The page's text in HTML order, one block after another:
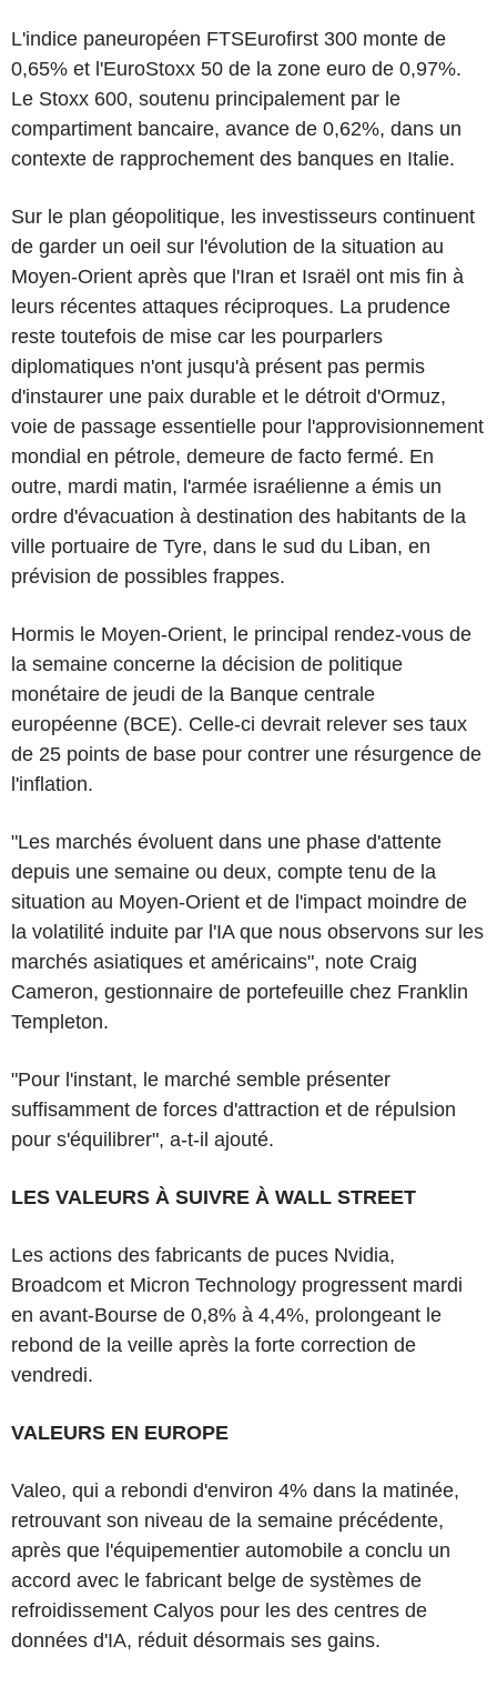
L'indice paneuropéen FTSEurofirst 300 monte de
0,65% et l'EuroStoxx 50 de la zone euro de 0,97%.
Le Stoxx 600, soutenu principalement par le
compartiment bancaire, avance de 0,62%, dans un
contexte de rapprochement des banques en Italie.
Sur le plan géopolitique, les investisseurs continuent
de garder un oeil sur l'évolution de la situation au
Moyen-Orient après que l'Iran et Israël ont mis fin à
leurs récentes attaques réciproques. La prudence
reste toutefois de mise car les pourparlers
diplomatiques n'ont jusqu'à présent pas permis
d'instaurer une paix durable et le détroit d'Ormuz,
voie de passage essentielle pour l'approvisionnement
mondial en pétrole, demeure de facto fermé. En
outre, mardi matin, l'armée israélienne a émis un
ordre d'évacuation à destination des habitants de la
ville portuaire de Tyre, dans le sud du Liban, en
prévision de possibles frappes.
Hormis le Moyen-Orient, le principal rendez-vous de
la semaine concerne la décision de politique
monétaire de jeudi de la Banque centrale
européenne (BCE). Celle-ci devrait relever ses taux
de 25 points de base pour contrer une résurgence de
l'inflation.
"Les marchés évoluent dans une phase d'attente
depuis une semaine ou deux, compte tenu de la
situation au Moyen-Orient et de l'impact moindre de
la volatilité induite par l'IA que nous observons sur les
marchés asiatiques et américains", note Craig
Cameron, gestionnaire de portefeuille chez Franklin
Templeton.
"Pour l'instant, le marché semble présenter
suffisamment de forces d'attraction et de répulsion
pour s'équilibrer", a-t-il ajouté.
LES VALEURS À SUIVRE À WALL STREET
Les actions des fabricants de puces Nvidia,
Broadcom et Micron Technology progressent mardi
en avant-Bourse de 0,8% à 4,4%, prolongeant le
rebond de la veille après la forte correction de
vendredi.
VALEURS EN EUROPE
Valeo, qui a rebondi d'environ 4% dans la matinée,
retrouvant son niveau de la semaine précédente,
après que l'équipementier automobile a conclu un
accord avec le fabricant belge de systèmes de
refroidissement Calyos pour les des centres de
données d'IA, réduit désormais ses gains.